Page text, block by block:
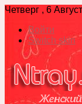
Четверг , 6
Войти
Switch skin